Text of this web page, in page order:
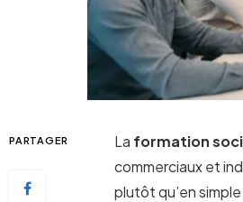
PARTAGER La formation
commerciaux et
plutôt qu’en